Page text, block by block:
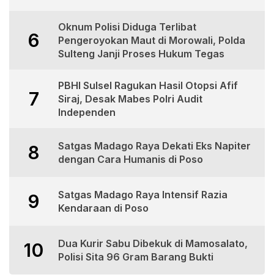
6
Oknum Polisi Diduga Terlibat
Pengeroyokan Maut di Morowali, Polda
Sulteng Janji Proses Hukum Tegas
7
PBHI Sulsel Ragukan Hasil Otopsi Afif
Siraj, Desak Mabes Polri Audit
Independen
8
Satgas Madago Raya Dekati Eks Napiter
dengan Cara Humanis di Poso
9
Satgas Madago Raya Intensif Razia
Kendaraan di Poso
10
Dua Kurir Sabu Dibekuk di Mamosalato,
Polisi Sita 96 Gram Barang Bukti